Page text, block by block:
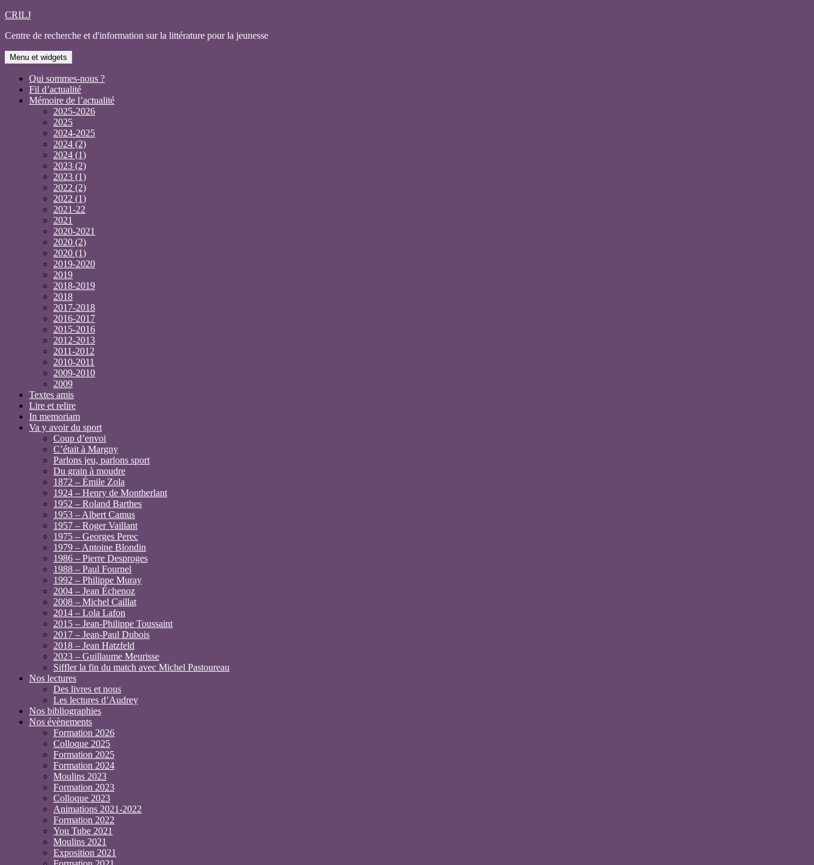
Aller
contenu
CRILJ
Centre de recherche et d'information sur la littérature pour la jeunesse
Menu et widgets
Qui sommes-nous ?
Fil d’actualité
Mémoire de l’actualité
2025-2026
2025
2024-2025
2024 (2)
2024 (1)
2023 (2)
2023 (1)
2022 (2)
2022 (1)
2021-22
2021
2020-2021
2020 (2)
2020 (1)
2019-2020
2019
2018-2019
2018
2017-2018
2016-2017
2015-2016
2012-2013
2011-2012
2010-2011
2009-2010
2009
Textes amis
Lire et relire
In memoriam
Va y avoir du sport
Coup d’envoi
C’était à Margny
Parlons jeu, parlons sport
Du grain à moudre
1872 – Émile Zola
1924 – Henry de Montherlant
1952 – Roland Barthes
1953 – Albert Camus
1957 – Roger Vaillant
1975 – Georges Perec
1979 – Antoine Blondin
1986 – Pierre Desproges
1988 – Paul Fournel
1992 – Philippe Muray
2004 – Jean Échenoz
2008 – Michel Caillat
2014 – Lola Lafon
2015 – Jean-Philippe Toussaint
2017 – Jean-Paul Dubois
2018 – Jean Hatzfeld
2023 – Guillaume Meurisse
Siffler la fin du match avec Michel Pastoureau
Nos lectures
Des livres et nous
Les lectures d’Audrey
Nos bibliographies
Nos évènements
Formation 2026
Colloque 2025
Formation 2025
Formation 2024
Moulins 2023
Formation 2023
Colloque 2023
Animations 2021-2022
Formation 2022
You Tube 2021
Moulins 2021
Exposition 2021